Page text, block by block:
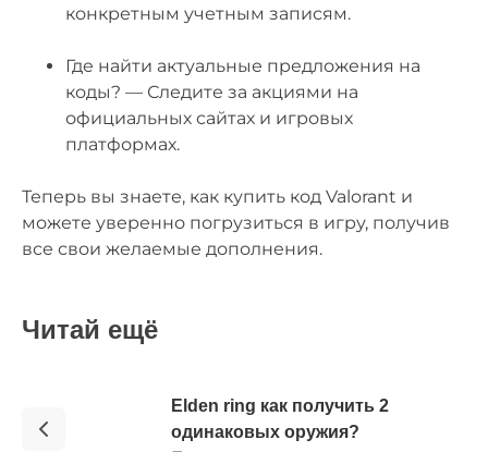
конкретным учетным записям.
Где найти актуальные предложения на
коды? — Следите за акциями на
официальных сайтах и игровых
платформах.
Теперь вы знаете, как купить код Valorant и
можете уверенно погрузиться в игру, получив
все свои желаемые дополнения.
Читай ещё
Elden ring как получить 2
одинаковых оружия?